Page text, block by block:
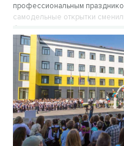
профессиональным
самодельные открытки
букетами от родительского
учителя, выяснил VN.ru.